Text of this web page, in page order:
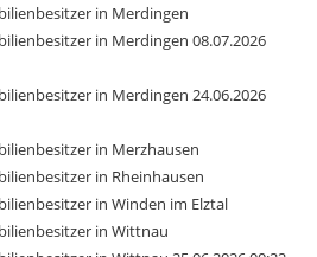
in Merdingen
in Merdingen 08.07.2026
in Merdingen 24.06.2026
in Merzhausen
in Rheinhausen
in Winden im Elztal
in Wittnau